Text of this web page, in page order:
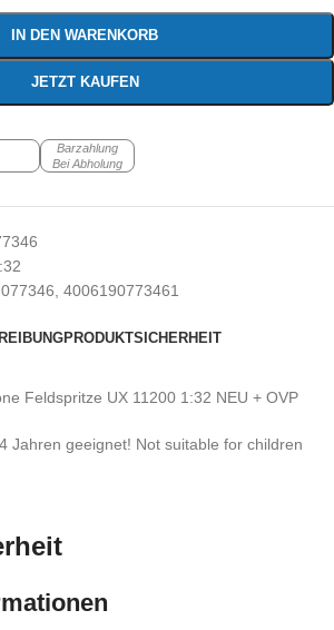
IN DEN WARENKORB
JETZT KAUFEN
Barzahlung
Bei Abholung
077346, 4006190773461
PRODUKTSICHERHEIT
Feldspritze UX 11200 1:32 NEU + OVP
Jahren geeignet! Not suitable for children